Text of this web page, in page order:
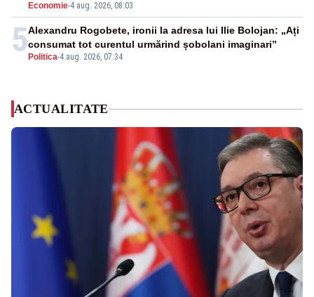
Economie-4 aug. 2026, 08:03
5 Politica-4 aug. 2026, 07:34
Alexandru Rogobete, ironii la adresa lui Ilie Bolojan: „Ați
consumat tot curentul urmărind șobolani imaginari”
ACTUALITATE